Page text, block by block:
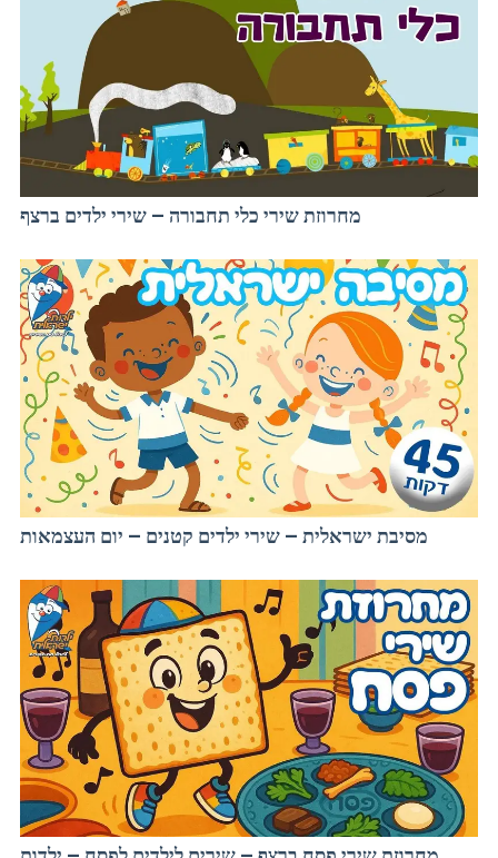
מחרוזת שירי כלי תחבורה – שירי ילדים ברצף
מסיבת ישראלית – שירי ילדים קטנים – יום העצמאות